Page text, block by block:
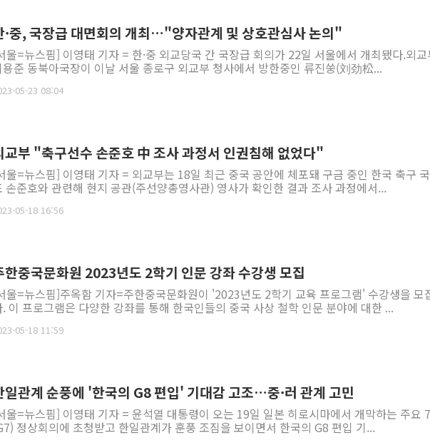
·중, 국장급 대면회의 개최…"양자관계 및 상호관심사 논의"
울=뉴스핌] 이영태 기자 = 한·중 외교당국 간 국장급 회의가 22일 서울에서 개최됐다.외교
용준 동북아국장이 이날 서울 종로구 외교부 청사에서 방한중인 류진쑹(刘劲松...
05-23 08:04
교부 "축구선수 손준호 中 조사 과정서 인권침해 없었다"
울=뉴스핌] 이영태 기자 = 외교부는 18일 최근 중국 공안에 체포돼 구금 중인 한국 축구
손준호와 관련해 현지 공관(주선양총영사관) 영사가 확인한 결과 조사 과정에서...
05-18 16:56
한중국문화원 2023년도 2학기 인문 강좌 수강생 모집
울=뉴스핌]주옥함 기자=주한중국문화원이 '2023년도 2학기 교육 프로그램' 수강생을 모
. 이 프로그램은 다양한 강좌를 통해 한국인들의 중국 사상 철학 인문 분야에 대한 ...
05-18 11:59
일관계 순풍에 '한국의 G8 편입' 기대감 고조…중·러 관계 고민
울=뉴스핌] 이영태 기자 = 윤석열 대통령이 오는 19일 일본 히로시마에서 개막하는 주요
정상회의에 초청받고 한일관계가 훈풍 조짐을 보이면서 한국의 G8 편입 기...